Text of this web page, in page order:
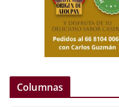
Columnas